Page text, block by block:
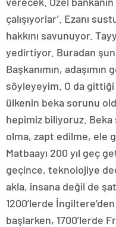
çalışıyorlar’. Ezanı
hakkını savunuyor.
yedirtiyor. Buradan
Başkanımın,
söyleyeyim. O da
ülkenin beka sorunu
hepimiz biliyoruz.
olma, zapt edilme, ele
Matbaayı 200 yıl geç
geçince, teknolojiye
akla, insana değil de
1200’lerde
başlarken, 1700’lerde